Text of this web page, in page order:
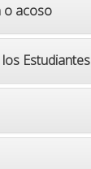
o acoso
Estudiantes